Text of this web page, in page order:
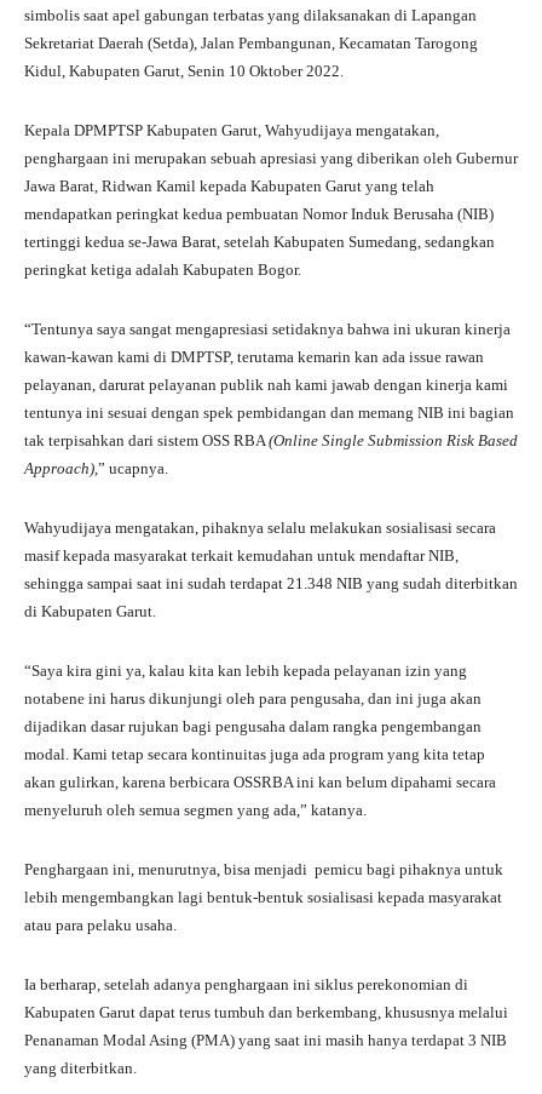
simbolis saat apel gabungan terbatas yang dilaksanakan di Lapangan
Sekretariat Daerah (Setda), Jalan Pembangunan, Kecamatan Tarogong
Kidul, Kabupaten Garut, Senin 10 Oktober 2022.
Kepala DPMPTSP Kabupaten Garut, Wahyudijaya mengatakan,
penghargaan ini merupakan sebuah apresiasi yang diberikan oleh Gubernur
Jawa Barat, Ridwan Kamil kepada Kabupaten Garut yang telah
mendapatkan peringkat kedua pembuatan Nomor Induk Berusaha (NIB)
tertinggi kedua se-Jawa Barat, setelah Kabupaten Sumedang, sedangkan
peringkat ketiga adalah Kabupaten Bogor.
“Tentunya saya sangat mengapresiasi setidaknya bahwa ini ukuran kinerja
kawan-kawan kami di DMPTSP, terutama kemarin kan ada issue rawan
pelayanan, darurat pelayanan publik nah kami jawab dengan kinerja kami
tentunya ini sesuai dengan spek pembidangan dan memang NIB ini bagian
tak terpisahkan dari sistem OSS RBA(Online Single Submission Risk Based
Approach),” ucapnya.
Wahyudijaya mengatakan, pihaknya selalu melakukan sosialisasi secara
masif kepada masyarakat terkait kemudahan untuk mendaftar NIB,
sehingga sampai saat ini sudah terdapat 21.348 NIB yang sudah diterbitkan
di Kabupaten Garut.
“Saya kira gini ya, kalau kita kan lebih kepada pelayanan izin yang
notabene ini harus dikunjungi oleh para pengusaha, dan ini juga akan
dijadikan dasar rujukan bagi pengusaha dalam rangka pengembangan
modal. Kami tetap secara kontinuitas juga ada program yang kita tetap
akan gulirkan, karena berbicara OSSRBA ini kan belum dipahami secara
menyeluruh oleh semua segmen yang ada,” katanya.
Penghargaan ini, menurutnya, bisa menjadi pemicu bagi pihaknya untuk
lebih mengembangkan lagi bentuk-bentuk sosialisasi kepada masyarakat
atau para pelaku usaha.
Ia berharap, setelah adanya penghargaan ini siklus perekonomian di
Kabupaten Garut dapat terus tumbuh dan berkembang, khususnya melalui
Penanaman Modal Asing (PMA) yang saat ini masih hanya terdapat 3 NIB
yang diterbitkan.